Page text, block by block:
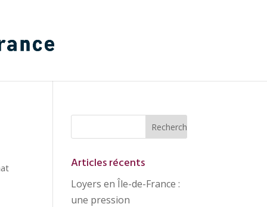
Articles récents
Loyers en Île-de-France :
une pression